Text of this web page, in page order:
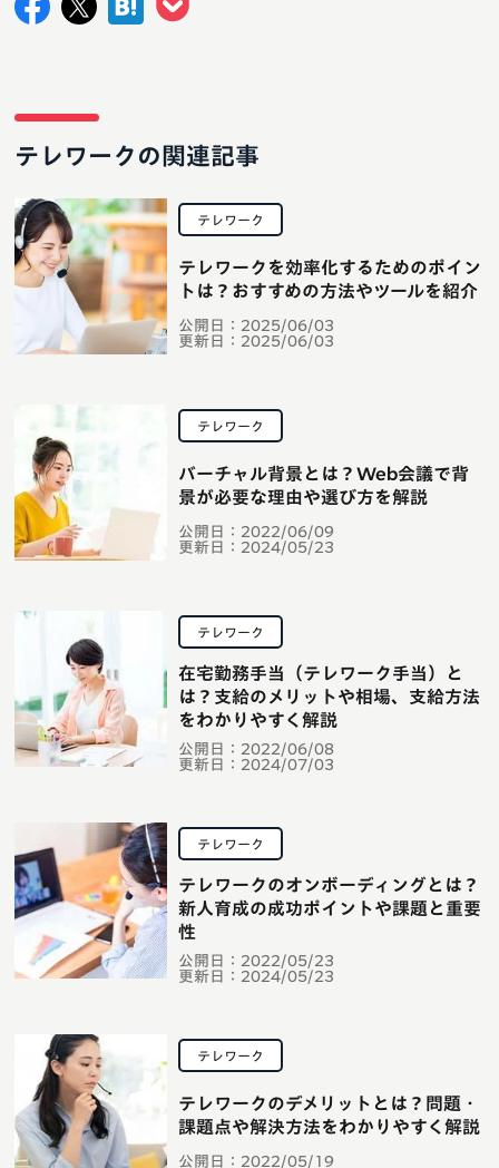
テレワークの関連記事
テレワーク
公開日： 2025/06/03
更新日： 2025/06/03
テレワークを効率化するためのポイン
トは？おすすめの方法やツールを紹介
テレワーク
公開日： 2022/06/09
更新日： 2024/05/23
バーチャル背景とは？Web会議で背
景が必要な理由や選び方を解説
テレワーク
公開日： 2022/06/08
更新日： 2024/07/03
在宅勤務手当（テレワーク手当）と
は？支給のメリットや相場、支給方法
をわかりやすく解説
テレワーク
公開日： 2022/05/23
更新日： 2024/05/23
テレワークのオンボーディングとは？
新人育成の成功ポイントや課題と重要
性
テレワーク
公開日： 2022/05/19
テレワークのデメリットとは？問題・
課題点や解決方法をわかりやすく解説